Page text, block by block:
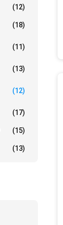
(12)
(18)
(11)
(13)
(12)
(17)
(15)
(13)